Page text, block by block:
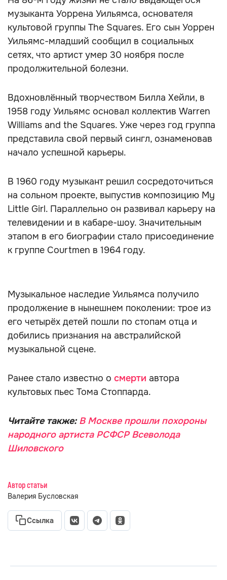
музыканта Уоррена Уильямса, основателя
культовой группы The Squares. Его сын Уоррен
Уильямс-младший сообщил в социальных
сетях, что артист умер 30 ноября после
продолжительной болезни.
Вдохновлённый творчеством Билла Хейли, в
1958 году Уильямс основал коллектив Warren
Williams and the Squares. Уже через год группа
представила свой первый сингл, ознаменовав
начало успешной карьеры.
В 1960 году музыкант решил сосредоточиться
на сольном проекте, выпустив композицию My
Little Girl. Параллельно он развивал карьеру на
телевидении и в кабаре-шоу. Значительным
этапом в его биографии стало присоединение
к группе Courtmen в 1964 году.
Музыкальное наследие Уильямса получило
продолжение в нынешнем поколении: трое из
его четырёх детей пошли по стопам отца и
добились признания на австралийской
музыкальной сцене.
Ранее стало известно о смерти автора
культовых пьес Тома Стоппарда.
Читайте также: В Москве прошли похороны
народного артиста РСФСР Всеволода
Шиловского
Автор статьи
Валерия Бусловская
Ссылка